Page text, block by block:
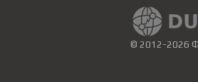
© 2012-2026